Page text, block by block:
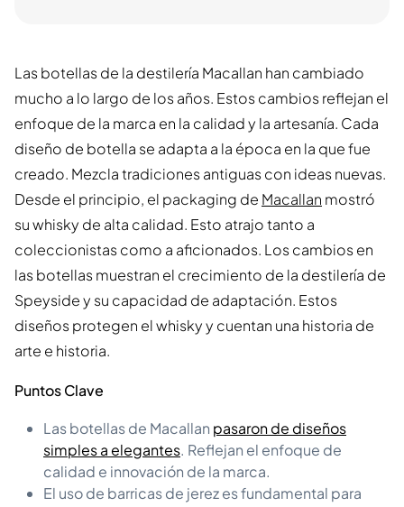
Las botellas de la destilería Macallan han cambiado
mucho a lo largo de los años. Estos cambios reflejan el
enfoque de la marca en la calidad y la artesanía. Cada
diseño de botella se adapta a la época en la que fue
creado. Mezcla tradiciones antiguas con ideas nuevas.
Desde el principio, el packaging de Macallan mostró
su whisky de alta calidad. Esto atrajo tanto a
coleccionistas como a aficionados. Los cambios en
las botellas muestran el crecimiento de la destilería de
Speyside y su capacidad de adaptación. Estos
diseños protegen el whisky y cuentan una historia de
arte e historia.
Puntos Clave
Las botellas de Macallan pasaron de diseños
simples a elegantes. Reflejan el enfoque de
calidad e innovación de la marca.
El uso de barricas de jerez es fundamental para